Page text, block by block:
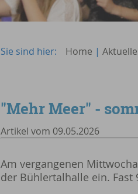
Sie sind hier: Home |
"Mehr Meer" -
Artikel vom 09.05.2026
Am vergangenen
der Bühlertalhalle ein. Fast